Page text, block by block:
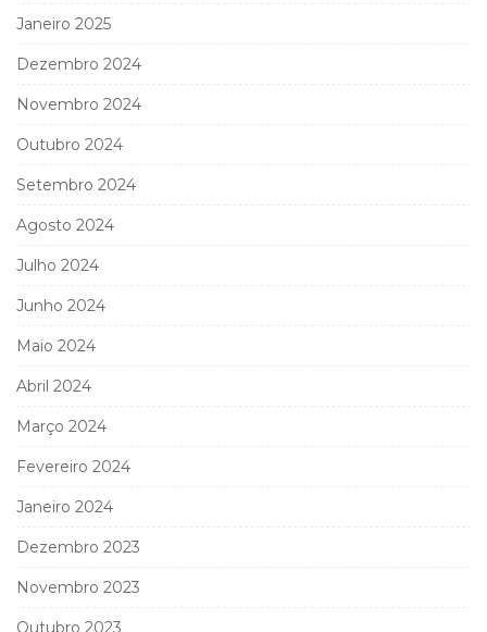
Janeiro 2025
Dezembro 2024
Novembro 2024
Outubro 2024
Setembro 2024
Agosto 2024
Julho 2024
Junho 2024
Maio 2024
Abril 2024
Março 2024
Fevereiro 2024
Janeiro 2024
Dezembro 2023
Novembro 2023
Outubro 2023